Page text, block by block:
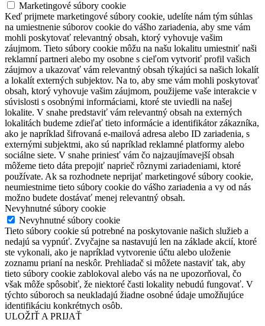
Marketingové súbory cookie
Keď prijmete marketingové súbory cookie, udelíte nám tým súhlas
na umiestnenie súborov cookie do vášho zariadenia, aby sme vám
mohli poskytovať relevantný obsah, ktorý vyhovuje vašim
záujmom. Tieto súbory cookie môžu na našu lokalitu umiestniť naši
reklamní partneri alebo my osobne s cieľom vytvoriť profil vašich
záujmov a ukazovať vám relevantný obsah týkajúci sa našich lokalít
a lokalít externých subjektov. Na to, aby sme vám mohli poskytovať
obsah, ktorý vyhovuje vašim záujmom, použijeme vaše interakcie v
súvislosti s osobnými informáciami, ktoré ste uviedli na našej
lokalite. V snahe predstaviť vám relevantný obsah na externých
lokalitách budeme zdieľať tieto informácie a identifikátor zákazníka,
ako je napríklad šifrovaná e-mailová adresa alebo ID zariadenia, s
externými subjektmi, ako sú napríklad reklamné platformy alebo
sociálne siete. V snahe priniesť vám čo najzaujímavejší obsah
môžeme tieto dáta prepojiť naprieč rôznymi zariadeniami, ktoré
používate. Ak sa rozhodnete neprijať marketingové súbory cookie,
neumiestnime tieto súbory cookie do vášho zariadenia a vy od nás
možno budete dostávať menej relevantný obsah.
Nevyhnutné súbory cookie
Nevyhnutné súbory cookie
Tieto súbory cookie sú potrebné na poskytovanie našich služieb a
nedajú sa vypnúť. Zvyčajne sa nastavujú len na základe akcií, ktoré
ste vykonali, ako je napríklad vytvorenie účtu alebo uloženie
zoznamu prianí na neskôr. Prehliadač si môžete nastaviť tak, aby
tieto súbory cookie zablokoval alebo vás na ne upozorňoval, čo
však môže spôsobiť, že niektoré časti lokality nebudú fungovať. V
týchto súboroch sa neukladajú žiadne osobné údaje umožňujúce
identifikáciu konkrétnych osôb.
ULOŽIŤ A PRIJAŤ